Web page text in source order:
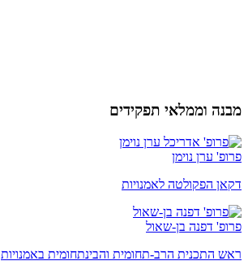
מבנה וממלאי תפקידים
פרופ' ערן נוימן
דקאן הפקולטה לאמנויות
פרופ' דפנה בן-שאול
ראש התכנית הרב-תחומית והבינתחומית באמנויות